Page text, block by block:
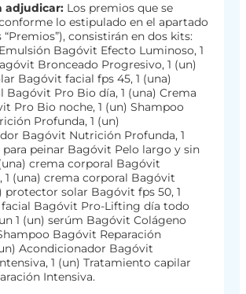
adjudicar: Los premios que se
lo estipulado en el apartado
consistirán en dos kits:
Emulsión Bagóvit Efecto Luminoso, 1
Bronceado Progresivo, 1 (un)
Bagóvit facial fps 45, 1 (una)
Bagóvit Pro Bio día, 1 (una) Crema
Pro Bio noche, 1 (un) Shampoo
Profunda, 1 (un)
Bagóvit Nutrición Profunda, 1
para peinar Bagóvit Pelo largo y sin
crema corporal Bagóvit
1 (una) crema corporal Bagóvit
protector solar Bagóvit fps 50, 1
facial Bagóvit Pro-Lifting día todo
1 (un) serúm Bagóvit Colágeno
Bagóvit Reparación
Acondicionador Bagóvit
1 (un) Tratamiento capilar
Intensiva.